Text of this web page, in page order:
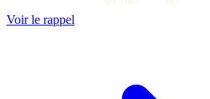
Voir le rappel